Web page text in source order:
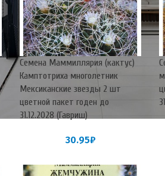
Семена Маммиллярия (кактус)
Камптотриха многолетник
Мексиканские звезды 2 шт
цветной пакет годен до
31.12.2028 (Гавриш)
30.95₽